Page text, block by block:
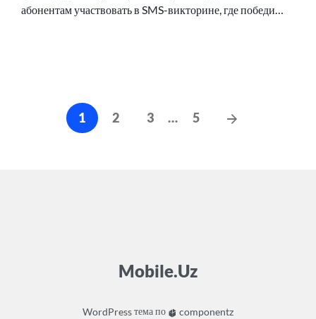
абонентам участвовать в SMS-викторине, где победи…
Навигация
1 2 3 … 5
Следующие
Mobile.Uz
WordPressтема по componentz